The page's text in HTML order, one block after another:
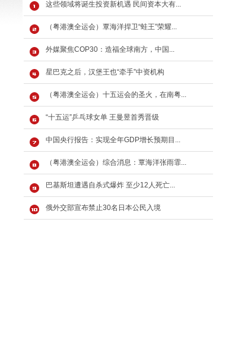
这些领域将诞生投资新机遇 民间资本大有...
（粤港澳全运会）覃海洋捍卫“蛙王”荣耀...
外媒聚焦COP30：造福全球南方，中国...
星巴克之后，汉堡王也“牵手”中资机构
（粤港澳全运会）十五运会的圣火，在南粤...
“十五运”乒乓球女单 王曼昱首秀晋级
中国央行报告：实现全年GDP增长预期目...
（粤港澳全运会）综合消息：覃海洋张雨霏...
巴基斯坦遭遇自杀式爆炸 至少12人死亡...
俄外交部宣布禁止30名日本公民入境